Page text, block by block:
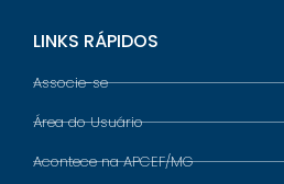
LINKS RÁPIDOS
Associe-se
Área do Usuário
Acontece na APCEF/MG